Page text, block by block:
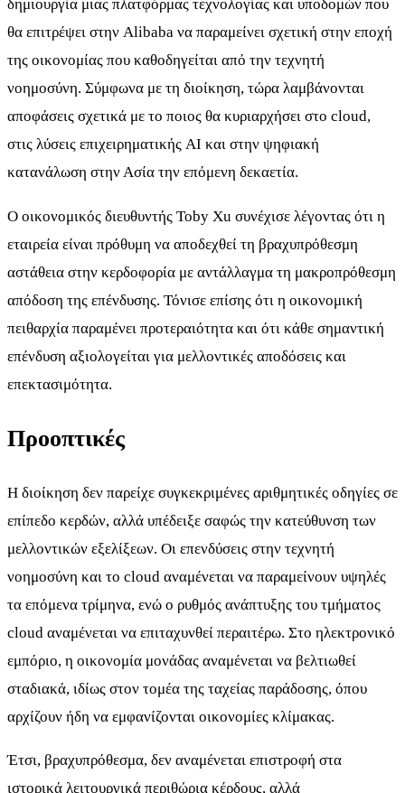
δημιουργία μιας πλατφόρμας τεχνολογίας και υποδομών που
θα επιτρέψει στην Alibaba να παραμείνει σχετική στην εποχή
της οικονομίας που καθοδηγείται από την τεχνητή
νοημοσύνη. Σύμφωνα με τη διοίκηση, τώρα λαμβάνονται
αποφάσεις σχετικά με το ποιος θα κυριαρχήσει στο cloud,
στις λύσεις επιχειρηματικής AI και στην ψηφιακή
κατανάλωση στην Ασία την επόμενη δεκαετία.
Ο οικονομικός διευθυντής Toby Xu συνέχισε λέγοντας ότι η
εταιρεία είναι πρόθυμη να αποδεχθεί τη βραχυπρόθεσμη
αστάθεια στην κερδοφορία με αντάλλαγμα τη μακροπρόθεσμη
απόδοση της επένδυσης. Τόνισε επίσης ότι η οικονομική
πειθαρχία παραμένει προτεραιότητα και ότι κάθε σημαντική
επένδυση αξιολογείται για μελλοντικές αποδόσεις και
επεκτασιμότητα.
Προοπτικές
Η διοίκηση δεν παρείχε συγκεκριμένες αριθμητικές οδηγίες σε
επίπεδο κερδών, αλλά υπέδειξε σαφώς την κατεύθυνση των
μελλοντικών εξελίξεων. Οι επενδύσεις στην τεχνητή
νοημοσύνη και το cloud αναμένεται να παραμείνουν υψηλές
τα επόμενα τρίμηνα, ενώ ο ρυθμός ανάπτυξης του τμήματος
cloud αναμένεται να επιταχυνθεί περαιτέρω. Στο ηλεκτρονικό
εμπόριο, η οικονομία μονάδας αναμένεται να βελτιωθεί
σταδιακά, ιδίως στον τομέα της ταχείας παράδοσης, όπου
αρχίζουν ήδη να εμφανίζονται οικονομίες κλίμακας.
Έτσι, βραχυπρόθεσμα, δεν αναμένεται επιστροφή στα
ιστορικά λειτουργικά περιθώρια κέρδους, αλλά